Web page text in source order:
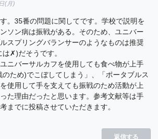
(月)
。35番の問題に関してです。学校で説明を
ソン病は振戦がある。そのため、ユニバー
スプリングバランサーのようなものは推奨
✗)だそうです。
ニバーサルカフを使用しても食べ物が上手
のため)でこぼしてしまう」、「ポータブルス
使用して手を支えても振戦のため活動が上
た理由だったと思います。参考文献等は手
までに投稿させていただきます。
返信する